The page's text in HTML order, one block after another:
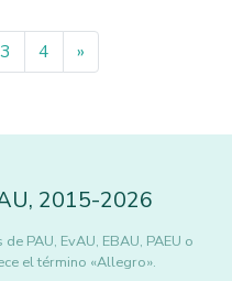
3 4 »
, 2015-2026
PAU, EvAU, EBAU, PAEU o
el término «Allegro».